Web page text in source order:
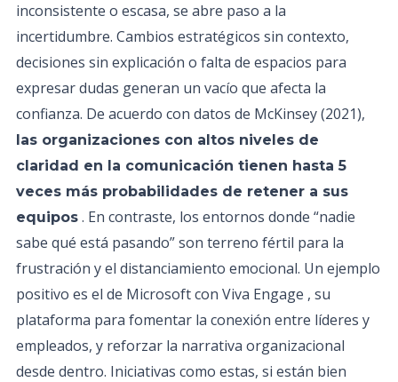
inconsistente o escasa, se abre paso a la
incertidumbre. Cambios estratégicos sin contexto,
decisiones sin explicación o falta de espacios para
expresar dudas generan un vacío que afecta la
confianza. De acuerdo con datos de McKinsey (2021),
las organizaciones con altos niveles de
claridad en la comunicación tienen hasta 5
veces más probabilidades de retener a sus
equipos . En contraste, los entornos donde “nadie
sabe qué está pasando” son terreno fértil para la
frustración y el distanciamiento emocional. Un ejemplo
positivo es el de Microsoft con Viva Engage , su
plataforma para fomentar la conexión entre líderes y
empleados, y reforzar la narrativa organizacional
desde dentro. Iniciativas como estas, si están bien